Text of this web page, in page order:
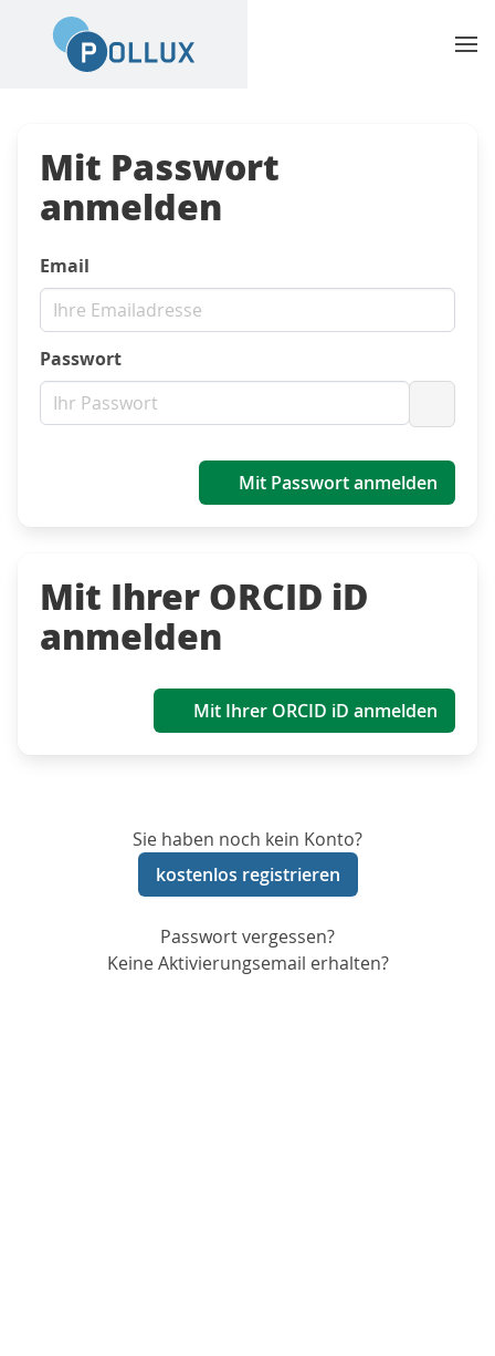
Mit Passwort
anmelden
Email
Passwort
Mit Passwort anmelden
Mit Ihrer ORCID iD
anmelden
Mit Ihrer ORCID iD anmelden
Sie haben noch kein Konto?
kostenlos registrieren
Passwort vergessen?
Keine Aktivierungsemail erhalten?